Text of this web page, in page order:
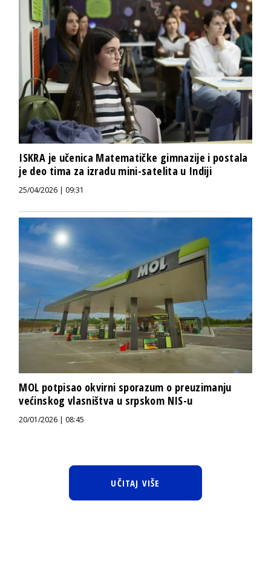
ISKRA je učenica Matematičke gimnazije i postala
je deo tima za izradu mini-satelita u Indiji
25/04/2026 | 09:31
MOL potpisao okvirni sporazum o preuzimanju
većinskog vlasništva u srpskom NIS-u
20/01/2026 | 08:45
UČITAJ VIŠE